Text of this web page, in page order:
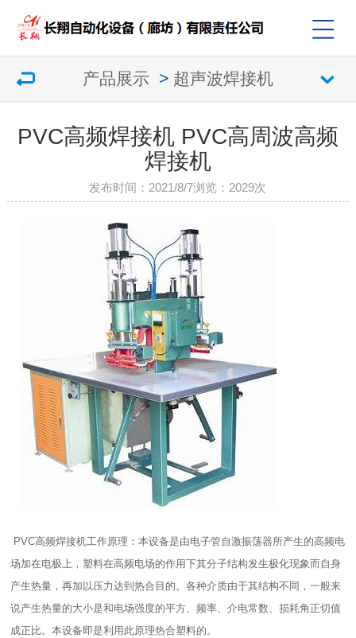
产品展示 > 超声波焊接机
PVC高频焊接机 PVC高周波高频
焊接机
发布时间：2021/8/7浏览： 2029次
PVC高频焊接机工作原理：本设备是由电子管自激振荡器所产生的高频电
场加在电极上，塑料在高频电场的作用下其分子结构发生极化现象而自身
产生热量，再加以压力达到热合目的。各种介质由于其结构不同，一般来
说产生热量的大小是和电场强度的平方、频率、介电常数、损耗角正切值
成正比。本设备即是利用此原理热合塑料的。